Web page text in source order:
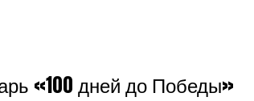
«100 дней до Победы»